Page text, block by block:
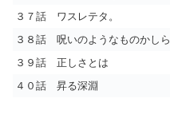
３７話 ワスレテタ。
３８話 呪いのようなものかしら
３９話 正しさとは
４０話 昇る深淵